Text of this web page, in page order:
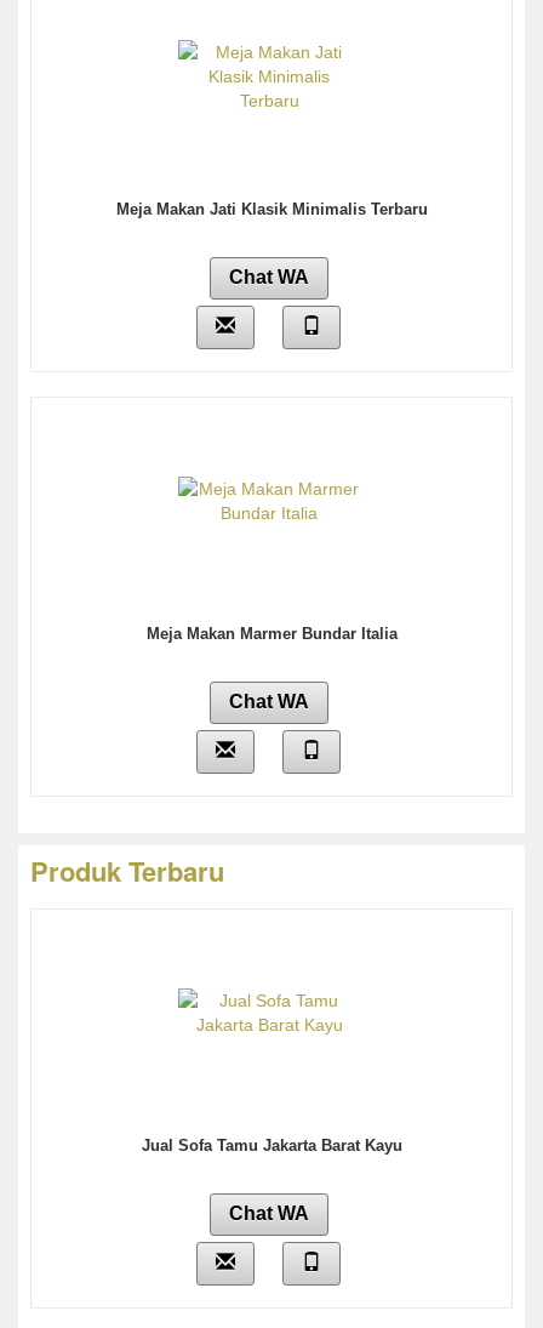
Meja Makan Jati Klasik Minimalis Terbaru
Chat WA
Meja Makan Marmer Bundar Italia
Chat WA
Produk Terbaru
Jual Sofa Tamu Jakarta Barat Kayu
Chat WA